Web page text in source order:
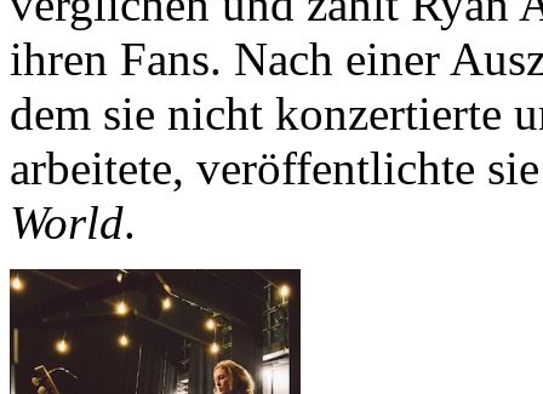
ihren Fans. Nach einer
dem sie nicht konzertierte
arbeitete, veröffentlichte
World.